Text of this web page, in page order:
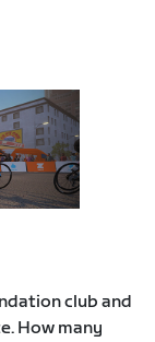
club and
How many